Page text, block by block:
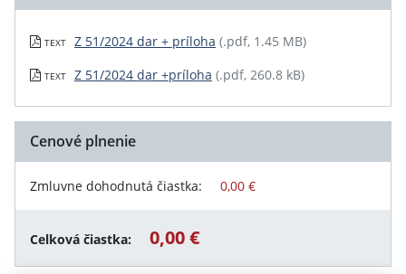
TEXT Z 51/2024 dar + príloha (.pdf, 1.45 MB)
TEXT Z 51/2024 dar +príloha (.pdf, 260.8 kB)
Cenové plnenie
Zmluvne dohodnutá čiastka: 0,00 €
Celková čiastka: 0,00 €